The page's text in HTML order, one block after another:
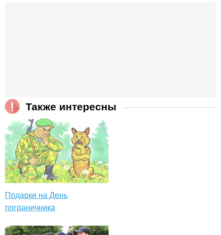
Также интересны
Подарки на День
пограничника